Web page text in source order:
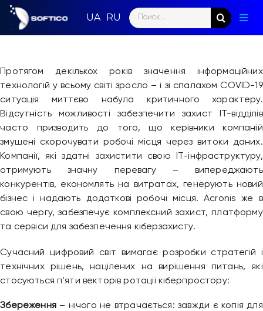
Skip
content
Search
for:
Протягом декількох років значення інформаційних
технологій у всьому світі зросло – і зі спалахом COVID-19
ситуація миттєво набула критичного характеру.
Відсутність можливості забезпечити захист IT-відділів
часто призводить до того, що керівники компаній
змушені скорочувати робочі місця через витоки даних.
Компанії, які здатні захистити свою ІТ-інфраструктуру,
отримують значну перевагу – випереджають
конкурентів, економлять на витратах, генерують новий
бізнес і надають додаткові робочі місця. Acronis же в
свою чергу, забезпечує комплексний захист, платформу
та сервіси для забезпечення кіберзахисту.
Сучасний цифровий світ вимагає розробки стратегій і
технічних рішень, націлених на вирішення питань, які
стосуються п’яти векторів ротації кіберпростору:
Збереження– нічого не втрачається: завжди є копія для